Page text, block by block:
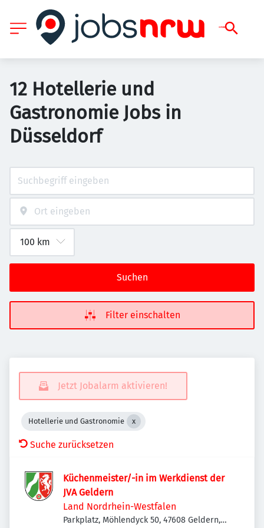
12 Hotellerie und
Gastronomie Jobs in
Düsseldorf
Suchen
Filter einschalten
Jetzt Jobalarm aktivieren!
Hotellerie und Gastronomie
Suche zurücksetzen
Küchenmeister/-in im Werkdienst der
JVA Geldern
Land Nordrhein-Westfalen
Parkplatz, Möhlendyck 50, 47608 Geldern,